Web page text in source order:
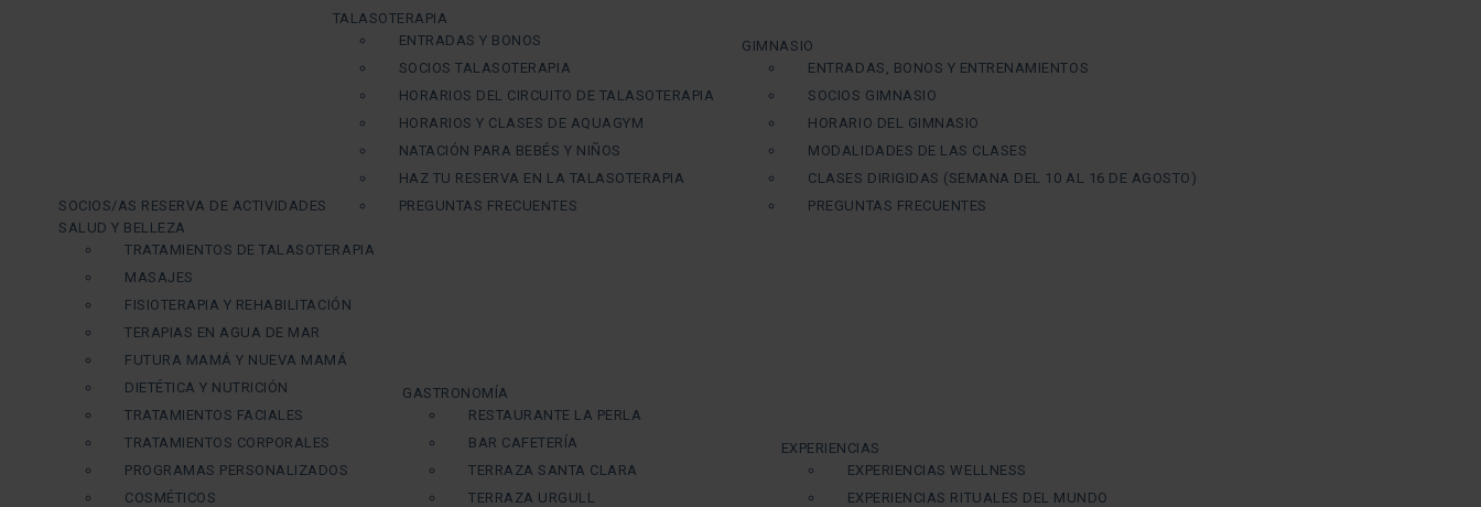
SOCIOS/AS RESERVA DE ACTIVIDADES
TALASOTERAPIA
ENTRADAS Y BONOS
SOCIOS TALASOTERAPIA
HORARIOS DEL CIRCUITO DE TALASOTERAPIA
HORARIOS Y CLASES DE AQUAGYM
NATACIÓN PARA BEBÉS Y NIÑOS
HAZ TU RESERVA EN LA TALASOTERAPIA
PREGUNTAS FRECUENTES
GIMNASIO
ENTRADAS, BONOS Y ENTRENAMIENTOS
SOCIOS GIMNASIO
HORARIO DEL GIMNASIO
MODALIDADES DE LAS CLASES
CLASES DIRIGIDAS (SEMANA DEL 10 AL 16 DE AGOSTO)
PREGUNTAS FRECUENTES
SALUD Y BELLEZA
TRATAMIENTOS DE TALASOTERAPIA
MASAJES
FISIOTERAPIA Y REHABILITACIÓN
TERAPIAS EN AGUA DE MAR
FUTURA MAMÁ Y NUEVA MAMÁ
DIETÉTICA Y NUTRICIÓN
TRATAMIENTOS FACIALES
TRATAMIENTOS CORPORALES
PROGRAMAS PERSONALIZADOS
COSMÉTICOS
GASTRONOMÍA
RESTAURANTE LA PERLA
BAR CAFETERÍA
TERRAZA SANTA CLARA
TERRAZA URGULL
EXPERIENCIAS
EXPERIENCIAS WELLNESS
EXPERIENCIAS RITUALES DEL MUNDO